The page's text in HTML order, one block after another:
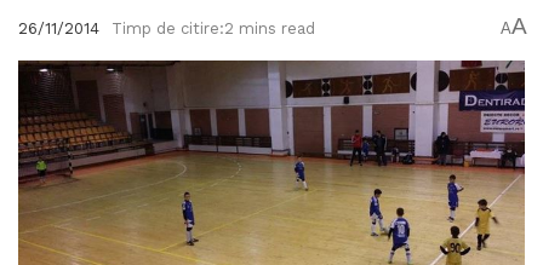
26/11/2014 Timp de citire:2 mins read AA